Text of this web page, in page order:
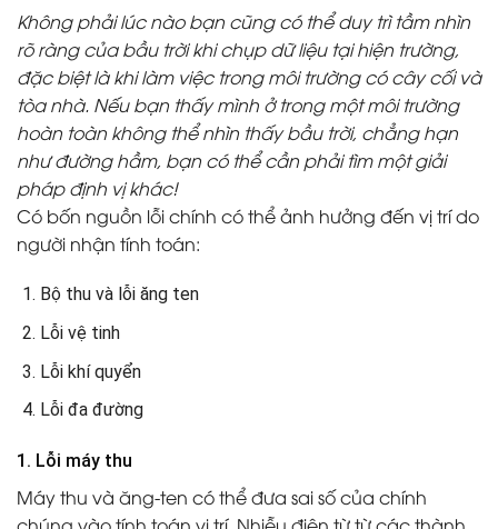
Không phải lúc nào bạn cũng có thể duy trì tầm nhìn
rõ ràng của bầu trời khi chụp dữ liệu tại hiện trường,
đặc biệt là khi làm việc trong môi trường có cây cối và
tòa nhà. Nếu bạn thấy mình ở trong một môi trường
hoàn toàn không thể nhìn thấy bầu trời, chẳng hạn
như đường hầm, bạn có thể cần phải tìm một giải
pháp định vị khác!
Có bốn nguồn lỗi chính có thể ảnh hưởng đến vị trí do
người nhận tính toán:
Bộ thu và lỗi ăng ten
Lỗi vệ tinh
Lỗi khí quyển
Lỗi đa đường
1. Lỗi máy thu
Máy thu và ăng-ten có thể đưa sai số của chính